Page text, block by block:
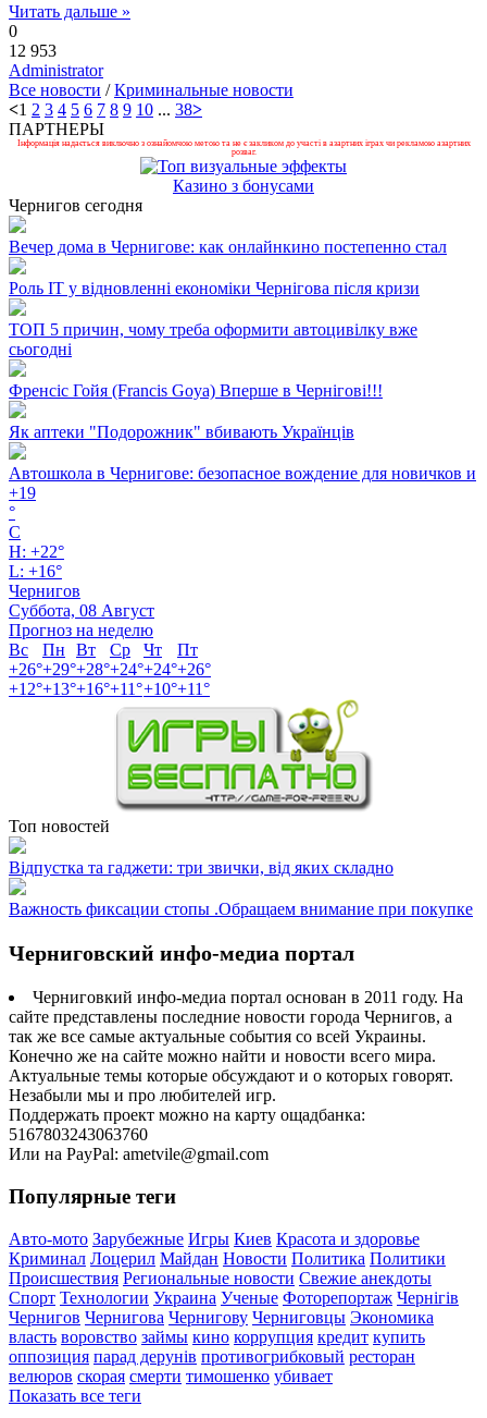
Читать дальше »
0
12 953
Administrator
Все новости /Криминальные новости
<1 2 3 4 5 6 7 8 9 10 ... 38>
ПАРТНЕРЫ
Інформація надається виключно з ознайомчою метою та не є закликом до участі в азартних іграх чи рекламою азартних
розваг.
Казино з бонусами
Чернигов сегодня
Вечер дома в Чернигове: как онлайнкино постепенно стал
Роль ІТ у відновленні економіки Чернігова після кризи
ТОП 5 причин, чому треба оформити автоцивілку вже
сьогодні
Френсіс Гойя (Francis Goya) Вперше в Чернігові!!!
Як аптеки "Подорожник" вбивають Українців
Автошкола в Чернигове: безопасное вождение для новичков и
+19
°
C
H: +22°
L: +16°
Чернигов
Суббота, 08 Август
Прогноз на неделю
Вс
Пн Вт Ср Чт
Пт
+26°+29°+28°+24°+24°+26°
+12°+13°+16°+11°+10°+11°
Топ новостей
Відпустка та гаджети: три звички, від яких складно
Важность фиксации стопы .Обращаем внимание при покупке
Черниговский инфо-медиа портал
Черниговкий инфо-медиа портал основан в 2011 году. На
сайте представлены последние новости города Чернигов, а
так же все самые актуальные события со всей Украины.
Конечно же на сайте можно найти и новости всего мира.
Актуальные темы которые обсуждают и о которых говорят.
Незабыли мы и про любителей игр.
Поддержать проект можно на карту ощадбанка:
5167803243063760
Или на PayPal: ametvile@gmail.com
Популярные теги
Авто-мото Зарубежные Игры Киев Красота и здоровье
Криминал Лоцерил Майдан Новости Политика Политики
Происшествия Региональные новости Свежие анекдоты
Спорт Технологии Украина Ученые Фоторепортаж Чернігів
Чернигов Чернигова Чернигову Черниговцы Экономика
власть воровство займы кино коррупция кредит купить
оппозиция парад дерунів противогрибковый ресторан
велюров скорая смерти тимошенко убивает
Показать все теги